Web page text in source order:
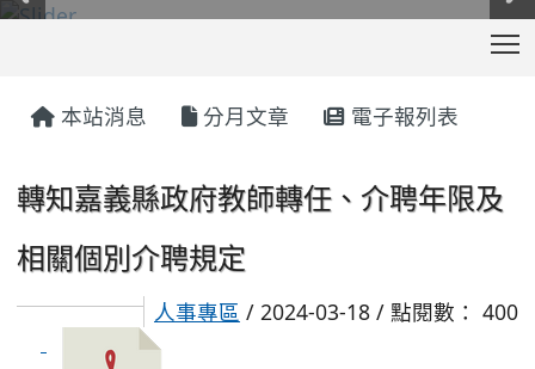
本站消息 分月文章 電子報列表
轉知嘉義縣政府教師轉任、介聘年限及
相關個別介聘規定
人事專區 / 2024-03-18 / 點閱數： 400